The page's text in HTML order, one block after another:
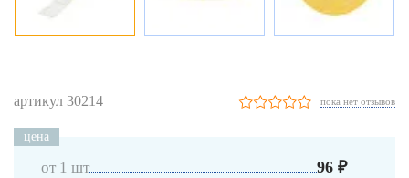
артикул 30214 пока нет отзывов
цена
от 1 шт 96 ₽